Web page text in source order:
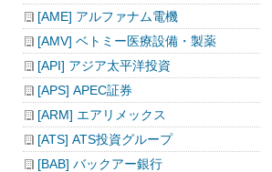
[AME] アルファナム電機
[AMV] ベトミー医療設備・製薬
[API] アジア太平洋投資
[APS] APEC証券
[ARM] エアリメックス
[ATS] ATS投資グループ
[BAB] バックアー銀行